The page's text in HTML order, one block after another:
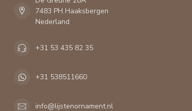
7483 PH Haaksbergen
Nederland
+31 53 435 82 35
+31 538511660
info@lijstenornament.nl